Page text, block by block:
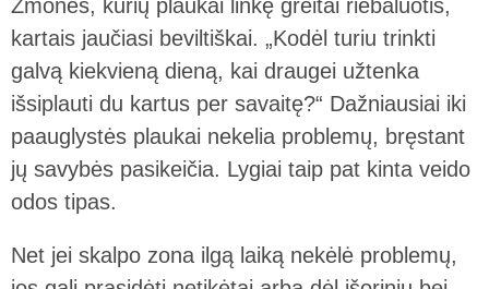
Žmonės, kurių plaukai linkę greitai riebaluotis,
kartais jaučiasi beviltiškai. „Kodėl turiu trinkti
galvą kiekvieną dieną, kai draugei užtenka
išsiplauti du kartus per savaitę?“ Dažniausiai iki
paauglystės plaukai nekelia problemų, bręstant
jų savybės pasikeičia. Lygiai taip pat kinta veido
odos tipas.
Net jei skalpo zona ilgą laiką nekėlė problemų,